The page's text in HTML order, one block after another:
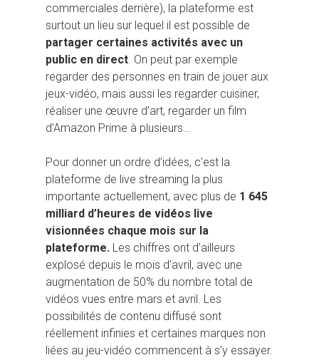
commerciales derrière), la plateforme est
surtout un lieu sur lequel il est possible de
partager certaines activités avec un
public en direct . On peut par exemple
regarder des personnes en train de jouer aux
jeux-vidéo, mais aussi les regarder cuisiner,
réaliser une œuvre d’art, regarder un film
d’Amazon Prime à plusieurs…
Pour donner un ordre d’idées, c’est la
plateforme de live streaming la plus
importante actuellement, avec plus de 1 645
milliard d’heures de vidéos live
visionnées chaque mois sur la
plateforme. Les chiffres ont d’ailleurs
explosé depuis le mois d’avril, avec une
augmentation de 50% du nombre total de
vidéos vues entre mars et avril. Les
possibilités de contenu diffusé sont
réellement infinies et certaines marques non
liées au jeu-vidéo commencent à s’y essayer.